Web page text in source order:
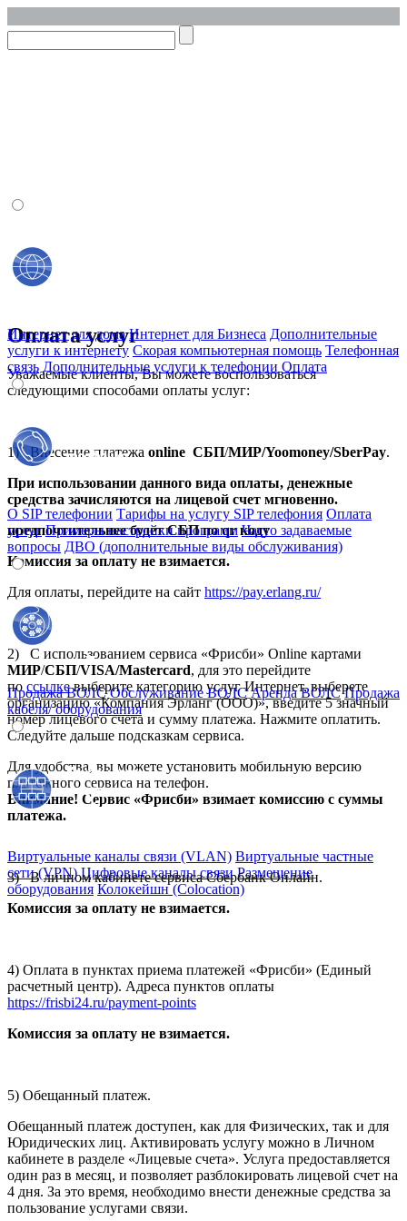
Интернет для дома Интернет для Бизнеса Дополнительные
услуги к интернету Скорая компьютерная помощь Телефонная
связь Дополнительные услуги к телефонии Оплата
О SIP телефонии Тарифы на услугу SIP телефония Оплата
услуг Примеры настройки программ Часто задаваемые
вопросы ДВО (дополнительные виды обслуживания)
Продажа ВОЛС Обслуживание ВОЛС Аренда ВОЛС Продажа
кабеля/ оборудования
Виртуальные каналы связи (VLAN) Виртуальные частные
сети (VPN) Цифровые каналы связи Размещение
оборудования Колокейшн (Colocation)
Оплата услуг
Уважаемые клиенты, Вы можете воспользоваться
следующими способами оплаты услуг:
1) Внесение платежа online СБП/МИР/Yoomoney/SberPay.
При использовании данного вида оплаты, денежные
средства зачисляются на лицевой счет мгновенно.
предпочтительнее будет СБП по qr коду
Комиссия за оплату не взимается.
Для оплаты, перейдите на сайт https://pay.erlang.ru/
2) С использованием сервиса «Фрисби» Online картами
МИР/СБП/VISA/Mastercard, для это перейдите
по ссылкевыберите категорию услуг Интернет, выберете
организацию «Компания Эрланг (ООО)», введите 5 значный
номер лицевого счета и сумму платежа. Нажмите оплатить.
Следуйте дальше подсказкам сервиса.
Для удобства, вы можете установить мобильную версию
платежного сервиса на телефон.
Внимание! Сервис «Фрисби» взимает комиссию с суммы
платежа.
3) В личном кабинете сервиса Сбербанк Онлайн.
Комиссия за оплату не взимается.
4) Оплата в пунктах приема платежей «Фрисби» (Единый
расчетный центр). Адреса пунктов оплаты
https://frisbi24.ru/payment-points
Комиссия за оплату не взимается.
5) Обещанный платеж.
Обещанный платеж доступен, как для Физических, так и для
Юридических лиц. Активировать услугу можно в Личном
кабинете в разделе «Лицевые счета». Услуга предоставляется
один раз в месяц, и позволяет разблокировать лицевой счет на
4 дня. За это время, необходимо внести денежные средства за
пользование услугами связи.